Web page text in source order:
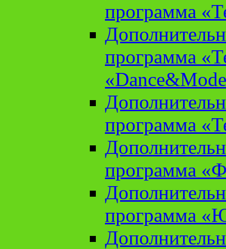
программа
программа
программа
программа
программа